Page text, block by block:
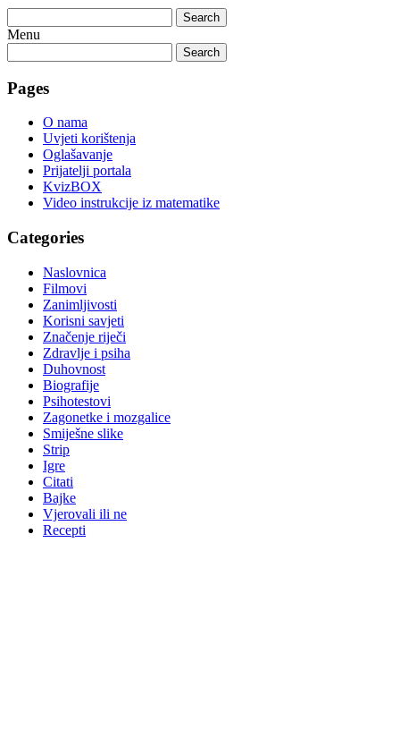
Search
Menu
Search
Pages
O nama
Uvjeti korištenja
Oglašavanje
Prijatelji portala
KvizBOX
Video instrukcije iz matematike
Categories
Naslovnica
Filmovi
Zanimljivosti
Korisni savjeti
Značenje riječi
Zdravlje i psiha
Duhovnost
Biografije
Psihotestovi
Zagonetke i mozgalice
Smiješne slike
Strip
Igre
Citati
Bajke
Vjerovali ili ne
Recepti